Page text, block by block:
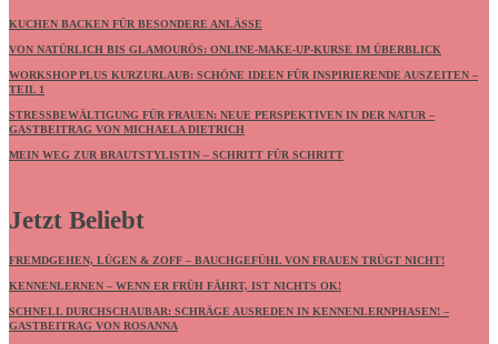
KUCHEN BACKEN FÜR BESONDERE ANLÄSSE
VON NATÜRLICH BIS GLAMOURÖS: ONLINE-MAKE-UP-KURSE IM ÜBERBLICK
WORKSHOP PLUS KURZURLAUB: SCHÖNE IDEEN FÜR INSPIRIERENDE AUSZEITEN –
TEIL 1
STRESSBEWÄLTIGUNG FÜR FRAUEN: NEUE PERSPEKTIVEN IN DER NATUR –
GASTBEITRAG VON MICHAELA DIETRICH
MEIN WEG ZUR BRAUTSTYLISTIN – SCHRITT FÜR SCHRITT
Jetzt Beliebt
FREMDGEHEN, LÜGEN & ZOFF – BAUCHGEFÜHL VON FRAUEN TRÜGT NICHT!
KENNENLERNEN – WENN ER FRÜH FÄHRT, IST NICHTS OK!
SCHNELL DURCHSCHAUBAR: SCHRÄGE AUSREDEN IN KENNENLERNPHASEN! –
GASTBEITRAG VON ROSANNA